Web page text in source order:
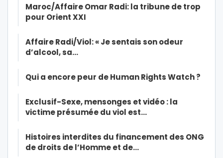
Maroc/Affaire Omar Radi: la tribune de trop
pour Orient XXI
Affaire Radi/Viol: « Je sentais son odeur
d’alcool, sa…
Qui a encore peur de Human Rights Watch ?
Exclusif-Sexe, mensonges et vidéo : la
victime présumée du viol est…
Histoires interdites du financement des ONG
de droits de l’Homme et de…